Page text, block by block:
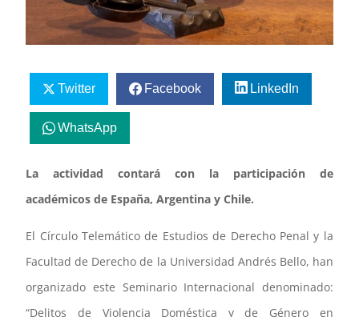
Twitter Facebook LinkedIn
WhatsApp
La actividad contará con la participación de
académicos de España, Argentina y Chile.
El Círculo Telemático de Estudios de Derecho Penal y la
Facultad de Derecho de la Universidad Andrés Bello, han
organizado este Seminario Internacional denominado:
“Delitos de Violencia Doméstica y de Género en